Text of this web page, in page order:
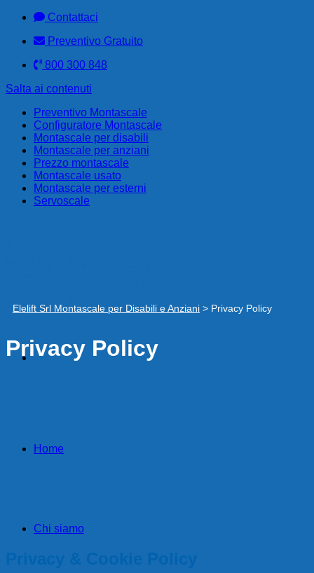
Contattaci
Preventivo Gratuito
800 300 848
Salta ai contenuti
Preventivo Montascale
Configuratore Montascale
Montascale per disabili
Montascale per anziani
Prezzo montascale
Montascale usato
Montascale per esterni
Servoscale
Home
Chi siamo
Elelift Srl Montascale per Disabili e Anziani > Privacy Policy
Privacy Policy